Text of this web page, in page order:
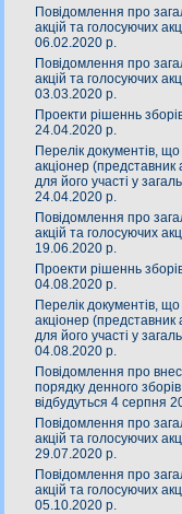
Повідомлення про
акцій та голосуючих
06.02.2020 р.
Повідомлення про
акцій та голосуючих
03.03.2020 р.
Проекти рішеннь
24.04.2020 р.
Перелік документів,
акціонер (представник
для його участі у
24.04.2020 р.
Повідомлення про
акцій та голосуючих
19.06.2020 р.
Проекти рішеннь
04.08.2020 р.
Перелік документів,
акціонер (представник
для його участі у
04.08.2020 р.
Повідомлення про
порядку денного зборів
відбудуться 4 серпня
Повідомлення про
акцій та голосуючих
29.07.2020 р.
Повідомлення про
акцій та голосуючих
05.10.2020 р.